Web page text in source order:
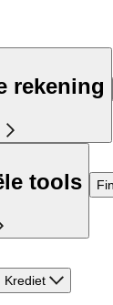
rekening
tools
Krediet